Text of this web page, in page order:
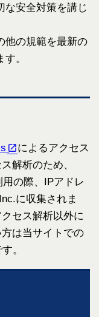
な安全対策を講じ
他の規範を最新の
。
によるアクセス
解析のため、
の際、IPアドレ
に収集されま
セス解析以外に
は当サイトでの
。